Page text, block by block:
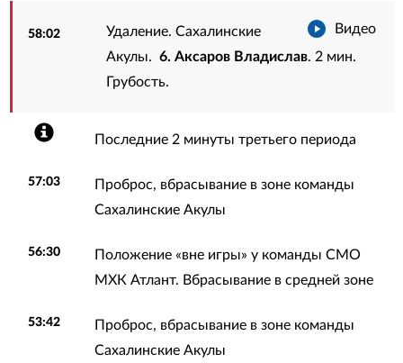
58:02 Видео
Удаление. Сахалинские
Акулы.6. Аксаров Владислав. 2 мин.
Грубость.
Последние 2 минуты третьего периода
57:03
Проброс, вбрасывание в зоне команды
Сахалинские Акулы
56:30
Положение «вне игры» у команды СМО
МХК Атлант. Вбрасывание в средней зоне
53:42
Проброс, вбрасывание в зоне команды
Сахалинские Акулы